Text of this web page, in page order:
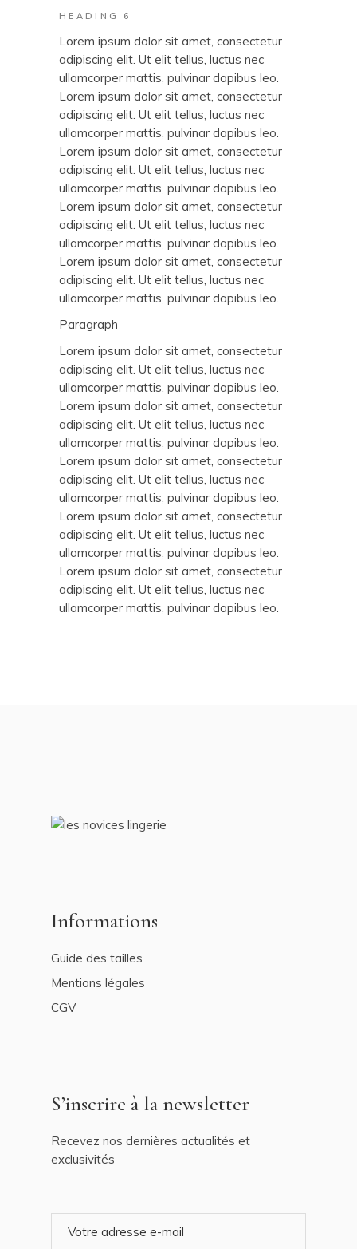
HEADING 6
Lorem ipsum dolor sit amet, consectetur
adipiscing elit. Ut elit tellus, luctus nec
ullamcorper mattis, pulvinar dapibus leo.
Lorem ipsum dolor sit amet, consectetur
adipiscing elit. Ut elit tellus, luctus nec
ullamcorper mattis, pulvinar dapibus leo.
Lorem ipsum dolor sit amet, consectetur
adipiscing elit. Ut elit tellus, luctus nec
ullamcorper mattis, pulvinar dapibus leo.
Lorem ipsum dolor sit amet, consectetur
adipiscing elit. Ut elit tellus, luctus nec
ullamcorper mattis, pulvinar dapibus leo.
Lorem ipsum dolor sit amet, consectetur
adipiscing elit. Ut elit tellus, luctus nec
ullamcorper mattis, pulvinar dapibus leo.
Paragraph
Lorem ipsum dolor sit amet, consectetur
adipiscing elit. Ut elit tellus, luctus nec
ullamcorper mattis, pulvinar dapibus leo.
Lorem ipsum dolor sit amet, consectetur
adipiscing elit. Ut elit tellus, luctus nec
ullamcorper mattis, pulvinar dapibus leo.
Lorem ipsum dolor sit amet, consectetur
adipiscing elit. Ut elit tellus, luctus nec
ullamcorper mattis, pulvinar dapibus leo.
Lorem ipsum dolor sit amet, consectetur
adipiscing elit. Ut elit tellus, luctus nec
ullamcorper mattis, pulvinar dapibus leo.
Lorem ipsum dolor sit amet, consectetur
adipiscing elit. Ut elit tellus, luctus nec
ullamcorper mattis, pulvinar dapibus leo.
Informations
Guide des tailles
Mentions légales
CGV
S’inscrire à la newsletter
Recevez nos dernières actualités et
exclusivités